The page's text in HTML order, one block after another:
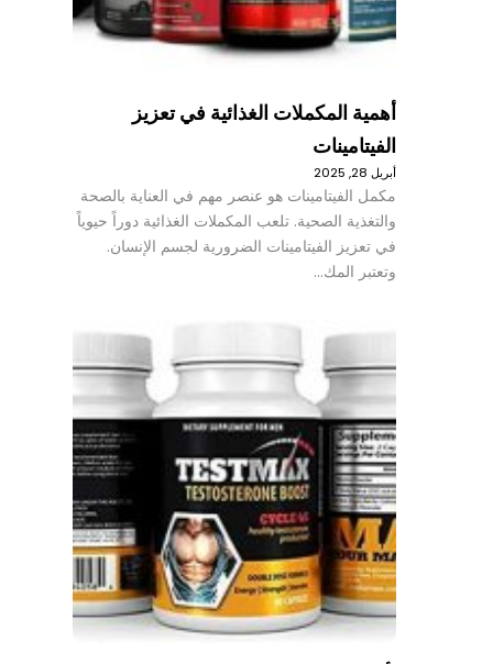
أهمية المكملات الغذائية في تعزيز
الفيتامينات
أبريل 28, 2025
مكمل الفيتامينات هو عنصر مهم في العناية بالصحة
والتغذية الصحية. تلعب المكملات الغذائية دوراً حيوياً
في تعزيز الفيتامينات الضرورية لجسم الإنسان.
وتعتبر المك…